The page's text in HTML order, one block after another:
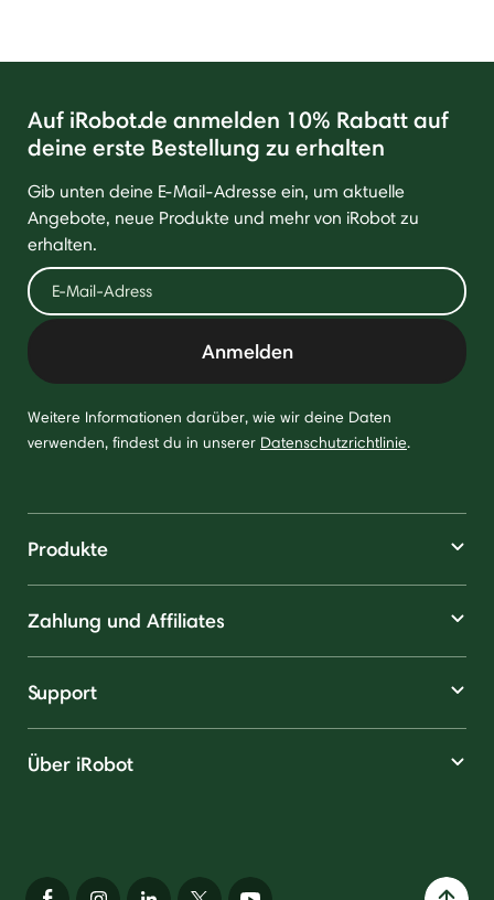
Auf iRobot.de anmelden 10% Rabatt auf
deine erste Bestellung zu erhalten
Gib unten deine E-Mail-Adresse ein, um aktuelle
Angebote, neue Produkte und mehr von iRobot zu
erhalten.
Anmelden
Weitere Informationen darüber, wie wir deine Daten
verwenden, findest du in unserer Datenschutzrichtlinie.
Produkte
Zahlung und Affiliates
Support
Über iRobot